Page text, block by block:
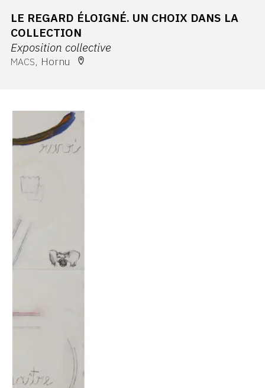
LE REGARD ÉLOIGNÉ. UN CHOIX DANS LA
COLLECTION
Exposition collective
MACS Hornu